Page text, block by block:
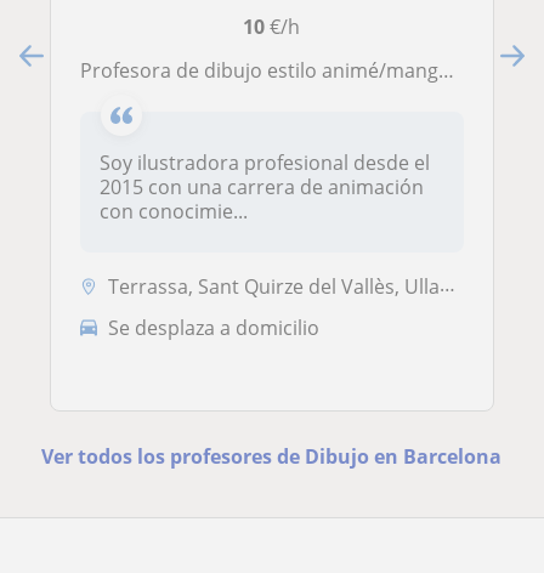
10€/h
Profesora de dibujo estilo animé/manga que tiene amplia experiencia en las bellas artes
Soy ilustradora profesional desde el
2015 con una carrera de animación
con conocimie...
Terrassa, Sant Quirze del Vallès, Ullastrell, Viladecavalls
Se desplaza a domicilio
Ver todos los profesores de Dibujo en Barcelona